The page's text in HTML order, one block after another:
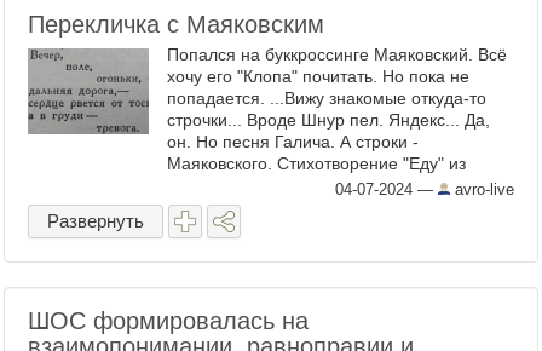
Перекличка с Маяковским
Попался на буккроссинге Маяковский. Всё
хочу его "Клопа" почитать. Но пока не
попадается. ...Вижу знакомые откуда-то
строчки... Вроде Шнур пел. Яндекс... Да,
он. Но песня Галича. А строки -
Маяковского. Стихотворение "Еду" из
цикла "Париж". 1925 год. Перекличка
поколений и поэтов. ...
04-07-2024 — avro-live
Развернуть
ШОС формировалась на